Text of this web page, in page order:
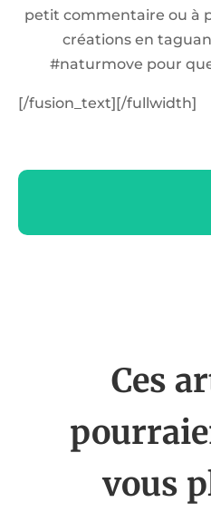
petit commentaire ou à
créations en
#naturmove pour
[/fusion_text][/fullwidth]
Ces
vous